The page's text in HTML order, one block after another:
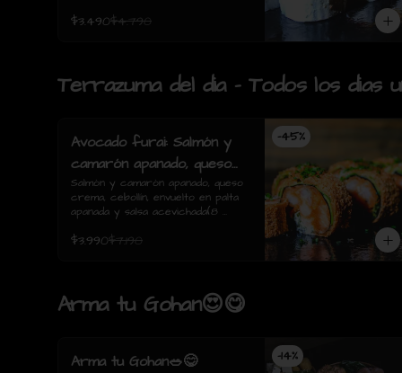
$3.490$4.790
Terrazuma del dia - Todos los dias
-45%
Avocado furai: Salmón y
camarón apanado, queso
crema, cebollín, envuelto
en palta apanada y salsa
Salmón y camarón apanado, queso
crema, cebollín, envuelto en palta
apanada y salsa acevichada(8
$3.990$7.190
Arma tu Gohan😍😋
-14%
Arma tu Gohan🥗😋